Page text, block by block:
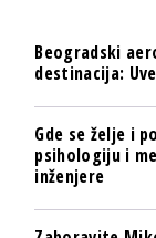
Beogradski
destinacija:
Gde se želje i
psihologiju i
inženjere